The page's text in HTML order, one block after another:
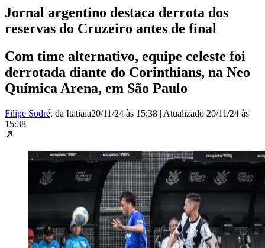
Jornal argentino destaca derrota dos
reservas do Cruzeiro antes de final
Com time alternativo, equipe celeste foi
derrotada diante do Corinthians, na Neo
Química Arena, em São Paulo
Filipe Sodré, da Itatiaia20/11/24 às 15:38 | Atualizado 20/11/24 às
15:38